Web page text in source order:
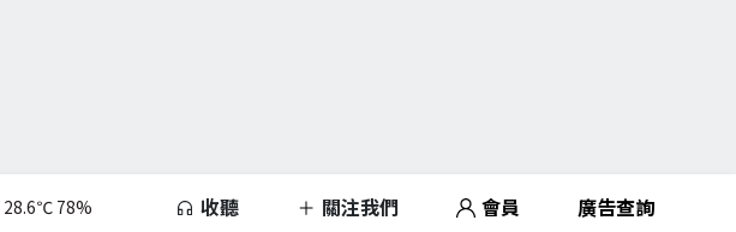
28.6℃ 78% 收聽 關注我們 會員 廣告查詢